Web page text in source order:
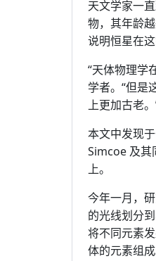
天文学家一
物，其年龄
说明恒星在
“天体物理学
学者。“但是
上更加古老
本文中发现
Simcoe 及其
上。
今年一月，
的光线划分
将不同元素
体的元素组成